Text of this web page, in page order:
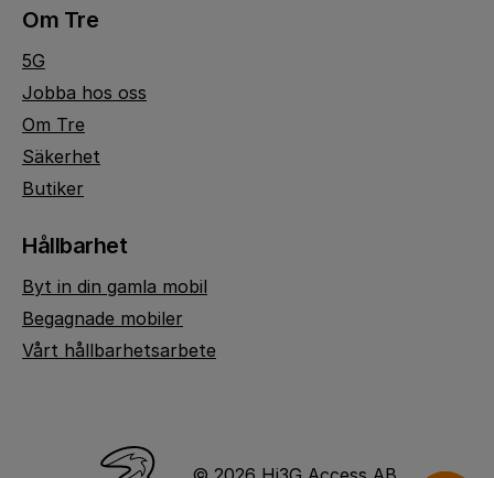
Om Tre
5G
Jobba hos oss
Om Tre
Säkerhet
Butiker
Hållbarhet
Byt in din gamla mobil
Begagnade mobiler
Vårt hållbarhetsarbete